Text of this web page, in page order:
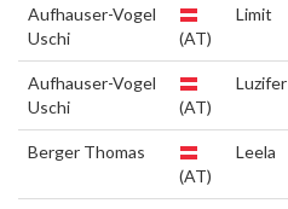
Aufhauser-Vogel
Uschi
(AT)
Limit
Aufhauser-Vogel
Uschi
(AT)
Luzifer
Berger Thomas
(AT)
Leela